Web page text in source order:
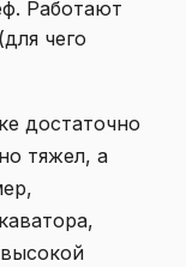
Работают
чего
достаточно
тяжел, а